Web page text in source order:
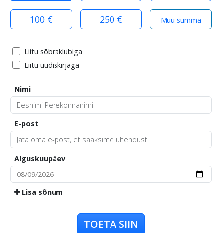
100 € 250 €
Liitu sõbraklubiga
Liitu uudiskirjaga
Nimi
E-post
Alguskuupäev
Lisa sõnum
TOETA SIIN